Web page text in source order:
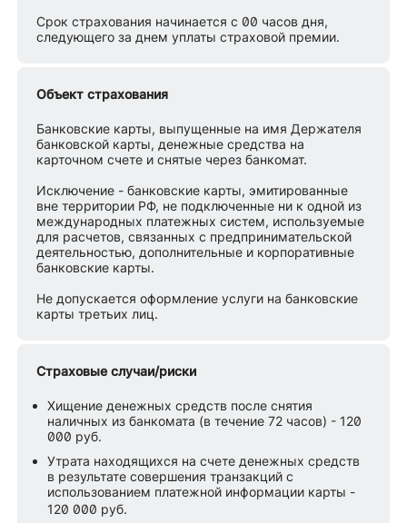
Срок страхования начинается с 00 часов дня,
следующего за днем уплаты страховой премии.
Объект страхования
Банковские карты, выпущенные на имя Держателя
банковской карты, денежные средства на
карточном счете и снятые через банкомат.
Исключение - банковские карты, эмитированные
вне территории РФ, не подключенные ни к одной из
международных платежных систем, используемые
для расчетов, связанных с предпринимательской
деятельностью, дополнительные и корпоративные
банковские карты.
Не допускается оформление услуги на банковские
карты третьих лиц.
Страховые случаи/риски
Хищение денежных средств после снятия
наличных из банкомата (в течение 72 часов) - 120
000 руб.
Утрата находящихся на счете денежных средств
в результате совершения транзакций с
использованием платежной информации карты -
120 000 руб.